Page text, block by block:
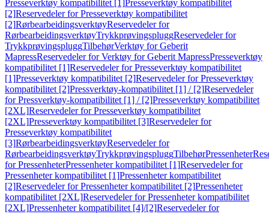
Presseverktøy kompatibilitet [1]Presseverktøy kompatibilitet
[2]Reservedeler for Presseverktøy kompatibilitet
[2]RørbearbeidingsverktøyReservedeler for
RørbearbeidingsverktøyTrykkprøvingspluggReservedeler for
TrykkprøvingspluggTilbehørVerktøy for Geberit
MapressReservedeler for Verktøy for Geberit MapressPresseverktøy
kompatibilitet [1]Reservedeler for Presseverktøy kompatibilitet
[1]Presseverktøy kompatibilitet [2]Reservedeler for Presseverktøy
kompatibilitet [2]Pressverktøy-kompatibilitet [1] / [2]Reservedeler
for Pressverktøy-kompatibilitet [1] / [2]Presseverktøy kompatibilitet
[2XL]Reservedeler for Presseverktøy kompatibilitet
[2XL]Presseverktøy kompatibilitet [3]Reservedeler for
Presseverktøy kompatibilitet
[3]RørbearbeidingsverktøyReservedeler for
RørbearbeidingsverktøyTrykkprøvingspluggTilbehørPressenheter
for PressenheterPressenheter kompatibilitet [1]Reservedeler for
Pressenheter kompatibilitet [1]Pressenheter kompatibilitet
[2]Reservedeler for Pressenheter kompatibilitet [2]Pressenheter
kompatibilitet [2XL]Reservedeler for Pressenheter kompatibilitet
[2XL]Pressenheter kompatibilitet [4]/[2]Reservedeler for